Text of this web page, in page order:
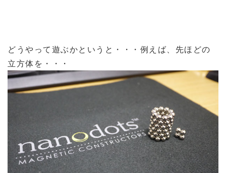
どうやって遊ぶかというと・・・例えば、先ほどの
立方体を・・・